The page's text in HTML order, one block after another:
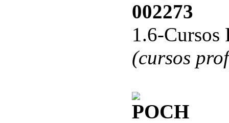
002273
1.6-Cursos
(cursos